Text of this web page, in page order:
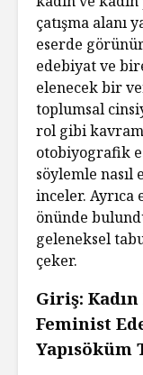
çatışma alanı
eserde görünür
edebiyat ve
elenecek bir
toplumsal
rol gibi
otobiyografik
söylemle nasıl
inceler.
önünde
geleneksel
çeker.
Giriş:
Feminist